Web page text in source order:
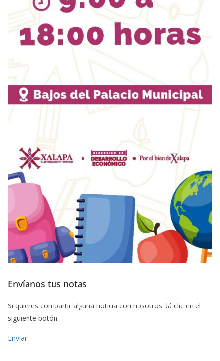
Envíanos tus notas
Si quieres compartir alguna noticia con nosotros dá clic en el
siguiente botón.
Enviar